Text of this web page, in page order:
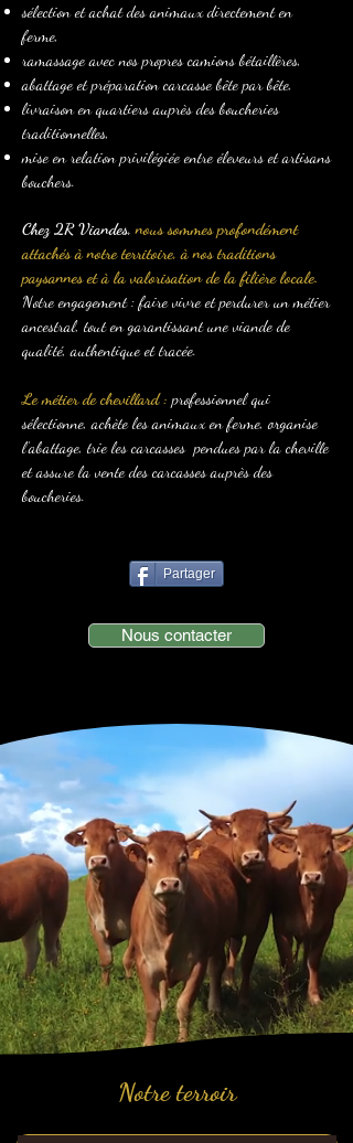
sélection et achat des animaux directement en
ferme,
ramassage avec nos propres camions bétaillères,
abattage et préparation carcasse bête par bête,
livraison en quartiers auprès des boucheries
traditionnelles,
mise en relation privilégiée entre éleveurs et artisans
bouchers.
Chez 2R Viandes,nous sommes profondément
attachés à notre territoire, à nos traditions
paysannes et à la valorisation de la filière locale.
Notre engagement : faire vivre et perdurer un métier
ancestral, tout en garantissant une viande de
qualité, authentique et tracée.
Le métier de chevillard : professionnel qui
sélectionne, achète les animaux en ferme, organise
l’abattage, trie les carcasses pendues par la cheville
et assure la vente des carcasses auprès des
boucheries.
Partager
Nous contacter
Notre terroir